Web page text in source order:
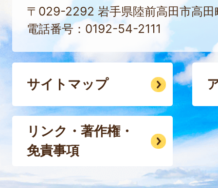
〒029-2292 岩手県陸前高田市高田
電話番号：0192-54-2111
サイトマップ
リンク・著作権・
免責事項